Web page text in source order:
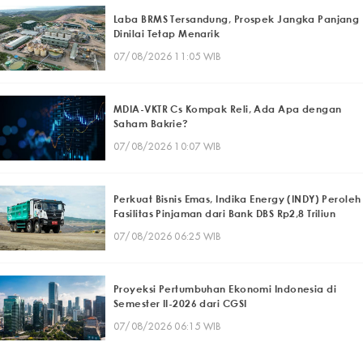
Laba BRMS Tersandung, Prospek Jangka Panjang
Dinilai Tetap Menarik
07/08/2026 11:05 WIB
MDIA-VKTR Cs Kompak Reli, Ada Apa dengan
Saham Bakrie?
07/08/2026 10:07 WIB
Perkuat Bisnis Emas, Indika Energy (INDY) Peroleh
Fasilitas Pinjaman dari Bank DBS Rp2,8 Triliun
07/08/2026 06:25 WIB
Proyeksi Pertumbuhan Ekonomi Indonesia di
Semester II-2026 dari CGSI
07/08/2026 06:15 WIB